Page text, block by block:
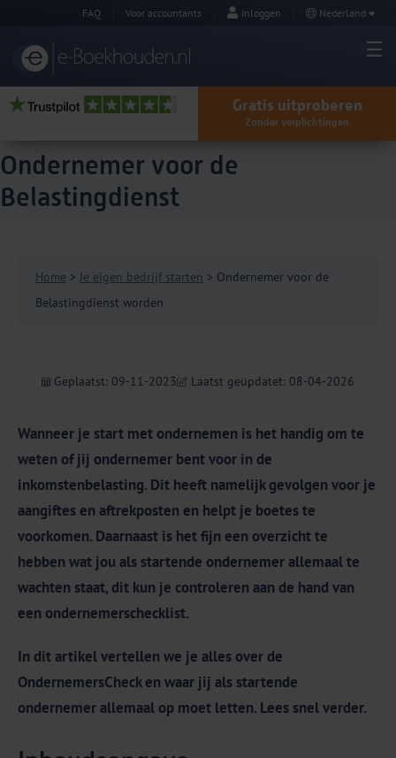
FAQ Voor accountants Inloggen Nederland
Gratis uitproberen
Zonder verplichtingen
Ondernemer voor de
Belastingdienst
Home > Je eigen bedrijf starten > Ondernemer voor de
Belastingdienst worden
Geplaatst: 09-11-2023 Laatst geüpdatet: 08-04-2026
Wanneer je start met ondernemen is het handig om te
weten of jij ondernemer bent voor in de
inkomstenbelasting. Dit heeft namelijk gevolgen voor je
aangiftes en aftrekposten en helpt je boetes te
voorkomen. Daarnaast is het fijn een overzicht te
hebben wat jou als startende ondernemer allemaal te
wachten staat, dit kun je controleren aan de hand van
een ondernemerschecklist.
In dit artikel vertellen we je alles over de
OndernemersCheck en waar jij als startende
ondernemer allemaal op moet letten. Lees snel verder.